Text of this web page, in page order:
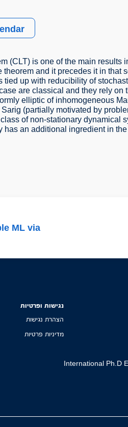
(CLT) is one of the main results
and it precedes it in that
tied up with reducibility of
are classical and they rely
elliptic of inhomogeneous
(partially motivated by
of non-stationary dynamical
has an additional ingredient in
ML via
International Ph.D
נגישות ופרטיות
הצהרת נגישות
מדיניות פרטיות